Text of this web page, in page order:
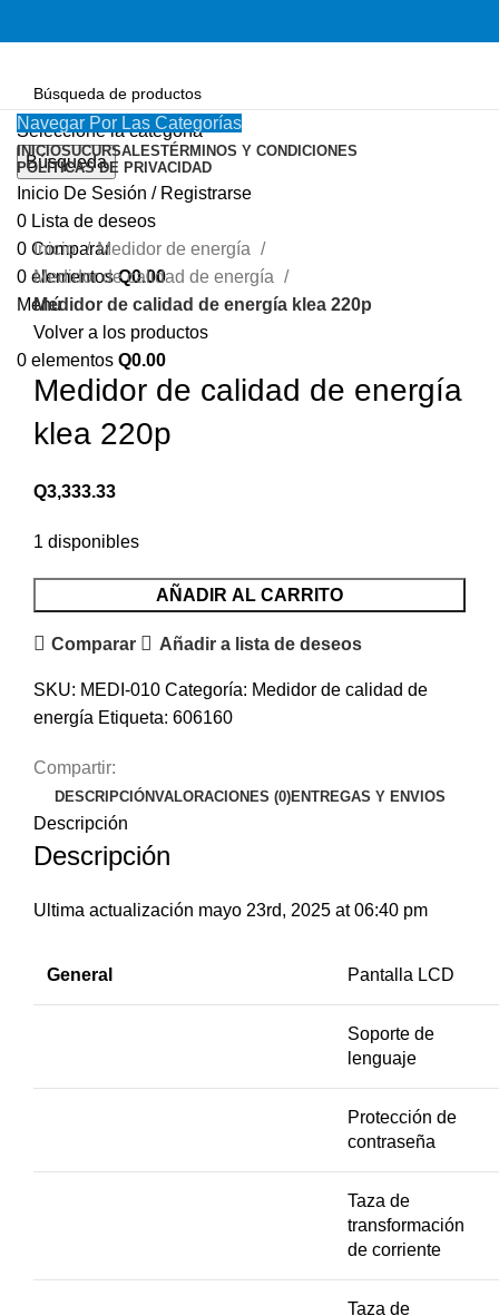
Seleccione la categoría
Búsqueda
Inicio De Sesión / Registrarse
0 Lista de deseos
0 Comparar
0 elementos Q0.00
Menú
0 elementos Q0.00
Navegar Por Las Categorías
INICIOSUCURSALESTÉRMINOS Y CONDICIONES
POLÍTICAS DE PRIVACIDAD
Haga Click para agrandar
Inicio
Medidor de energía
Medidor de calidad de energía
Medidor de calidad de energía klea 220p
Volver a los productos
Medidor de calidad de energía
klea 220p
Q3,333.33
1 disponibles
AÑADIR AL CARRITO
Comparar Añadir a lista de deseos
SKU: MEDI-010 Categoría: Medidor de calidad de
energía Etiqueta: 606160
Compartir:
DESCRIPCIÓNVALORACIONES (0)ENTREGAS Y ENVIOS
Descripción
Descripción
Ultima actualización mayo 23rd, 2025 at 06:40 pm
General Pantalla LCD
Soporte de
lenguaje
Protección de
contraseña
Taza de
transformación
de corriente
Taza de